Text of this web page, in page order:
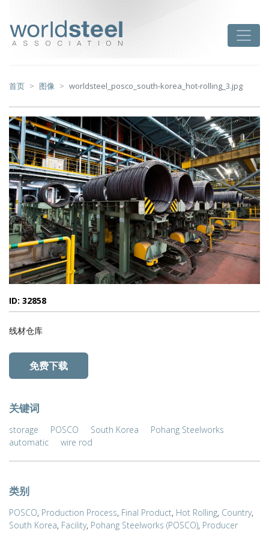
首页 图像 worldsteel_posco_south-korea_hot-rolling_3.jpg
ID: 32858
线材仓库
免费下载
关键词
storage POSCO South Korea
Pohang Steelworks
automatic
wire rod
类别
POSCO, Production Process, Final Product, Hot Rolling, Country,
South Korea, Facility, Pohang Steelworks (POSCO), Producer